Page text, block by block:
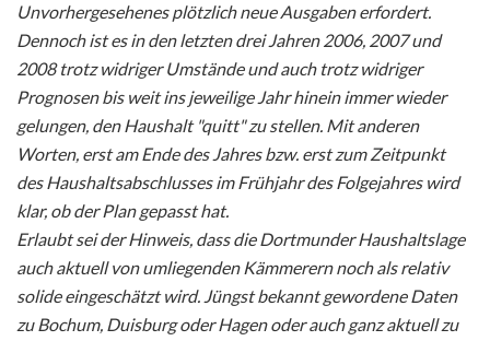
Unvorhergesehenes plötzlich neue Ausgaben erfordert.
Dennoch ist es in den letzten drei Jahren 2006, 2007 und
2008 trotz widriger Umstände und auch trotz widriger
Prognosen bis weit ins jeweilige Jahr hinein immer wieder
gelungen, den Haushalt "quitt" zu stellen. Mit anderen
Worten, erst am Ende des Jahres bzw. erst zum Zeitpunkt
des Haushaltsabschlusses im Frühjahr des Folgejahres wird
klar, ob der Plan gepasst hat.
Erlaubt sei der Hinweis, dass die Dortmunder Haushaltslage
auch aktuell von umliegenden Kämmerern noch als relativ
solide eingeschätzt wird. Jüngst bekannt gewordene Daten
zu Bochum, Duisburg oder Hagen oder auch ganz aktuell zu